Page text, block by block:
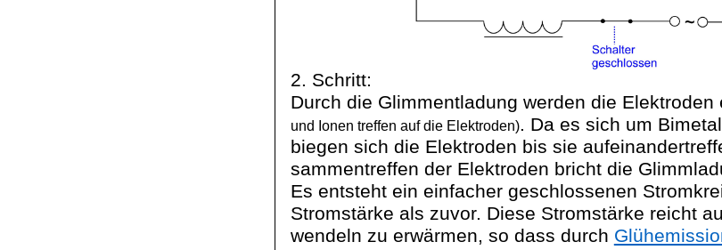
2. Schritt:
Durch die Glimmentladung werden die Elektroden
und Ionen treffen auf die Elektroden). Da es sich um
biegen sich die Elektroden bis sie
sammentreffen der Elektroden bricht die
Es entsteht ein einfacher geschlossenen
Stromstärke als zuvor. Diese Stromstärke reicht
wendeln zu erwärmen, so dass durch